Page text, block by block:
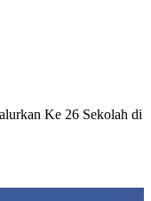
Ke 26 Sekolah di